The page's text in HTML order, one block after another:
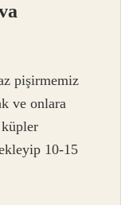
pişirmemiz
ve onlara
10-15